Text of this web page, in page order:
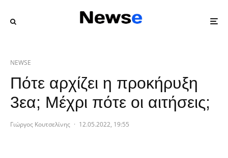
NEWSE
Πότε αρχίζει η προκήρυξη
3εα; Μέχρι πότε οι αιτήσεις;
Γιώργος Κουτσελίνης · 12.05.2022, 19:55